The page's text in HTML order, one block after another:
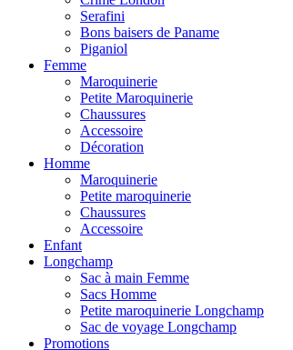
Serafini
Bons baisers de Paname
Piganiol
Femme
Maroquinerie
Petite Maroquinerie
Chaussures
Accessoire
Décoration
Homme
Maroquinerie
Petite maroquinerie
Chaussures
Accessoire
Enfant
Longchamp
Sac à main Femme
Sacs Homme
Petite maroquinerie Longchamp
Sac de voyage Longchamp
Promotions